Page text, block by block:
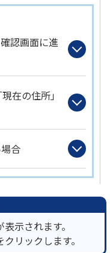
認画面に進
在の住所」
合
示されます。
リックします。